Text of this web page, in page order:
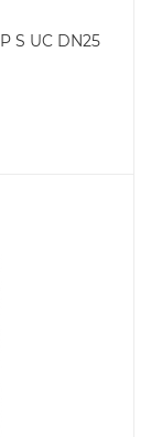
S UC DN25